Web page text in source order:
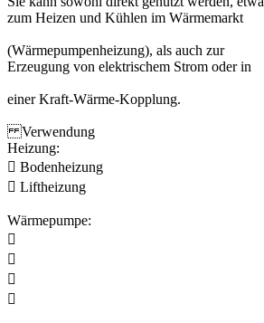
zum Heizen und Kühlen im Wärmemarkt
(Wärmepumpenheizung), als auch zur
Erzeugung von elektrischem Strom oder in
einer Kraft-Wärme-Kopplung.
Verwendung
Heizung:
 Bodenheizung
 Liftheizung
Wärmepumpe:



